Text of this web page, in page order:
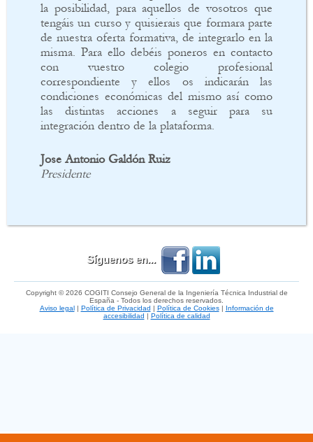
la posibilidad, para aquellos de vosotros que
tengáis un curso y quisierais que formara parte
de nuestra oferta formativa, de integrarlo en la
misma. Para ello debéis poneros en contacto
con vuestro colegio profesional
correspondiente y ellos os indicarán las
condiciones económicas del mismo así como
las distintas acciones a seguir para su
integración dentro de la plataforma.
Jose Antonio Galdón Ruiz
Presidente
Síguenos en...
Copyright © 2026 COGITI Consejo General de la Ingeniería Técnica Industrial de
España - Todos los derechos reservados.
Aviso legal| Política de Privacidad | Política de Cookies| Información de
accesibilidad | Política de calidad